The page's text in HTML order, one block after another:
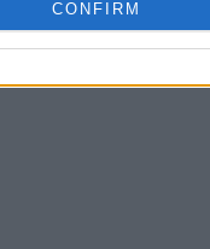
CONFIRM